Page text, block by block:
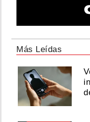
Más Leídas